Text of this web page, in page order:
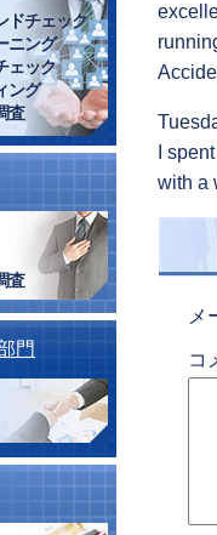
I
with a
メ
コ
ドチェック
ニング
ェック
ング
査
査
門